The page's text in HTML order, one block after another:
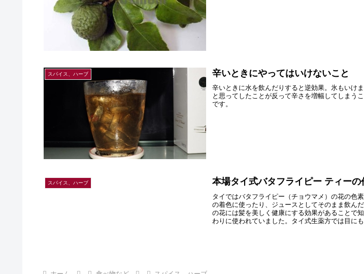
スパイス、ハーブ 辛いときにやってはいけないこと
辛いときに水を飲んだりすると逆効果。氷もいけ
と思ってしたことが反って辛さを増幅してしまう
です。
スパイス、ハーブ 本場タイ式バタフライピー ティー
タイではバタフライピー（チョウマメ）の花の色
の着色に使ったり、ジュースとしてそのまま飲ん
の花には髪を美しく健康にする効果があることで
わりに使われていました。タイ式生薬方では目に